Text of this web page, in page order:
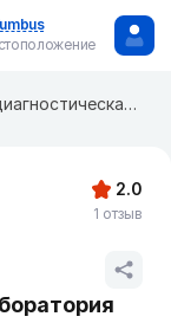
Клинико-диагностическая лаборатория "ОЛИМП" на Толе би
2.0
1 отзыв